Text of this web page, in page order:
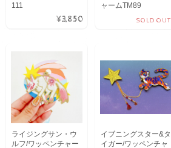
111
¥3,850
ャームTM89
SOLD OUT
ライジングサン・ウ
ルフ/ワッペンチャー
イブニングスター&タ
イガー/ワッペンチャ